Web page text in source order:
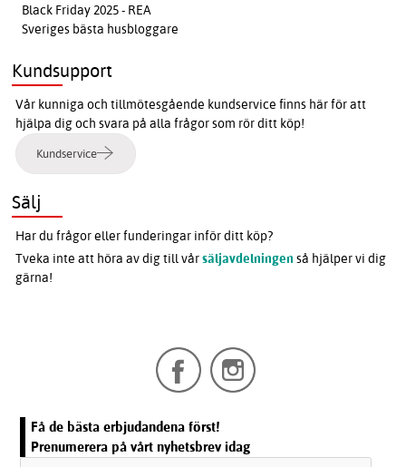
Black Friday 2025 - REA
Sveriges bästa husbloggare
Kundsupport
Vår kunniga och tillmötesgående kundservice finns här för att
hjälpa dig och svara på alla frågor som rör ditt köp!
Kundservice
Sälj
Har du frågor eller funderingar inför ditt köp?
Tveka inte att höra av dig till vårsäljavdelningen så hjälper vi dig
gärna!
Få de bästa erbjudandena först!
Prenumerera på vårt nyhetsbrev idag